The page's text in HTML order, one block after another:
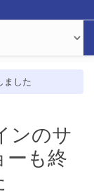
ました
ンのサ
ーも終